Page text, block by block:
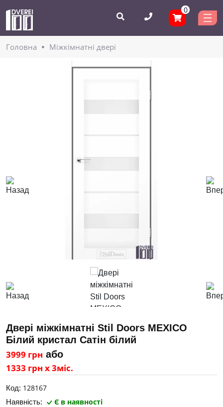
0
Головнa Міжкімнатні двері
Двері міжкімнатні Stil Doors MEXICO
Білий кристал Сатін білий
3999 грн або
1333 грн х 3міс.
Код: 128167
Наявність: Є в наявності